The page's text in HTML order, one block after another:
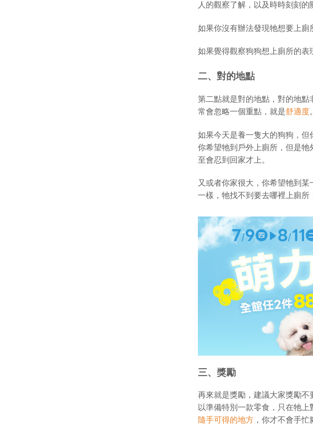
人的觀察了解，以及時時刻刻的
如果你沒有辦法發現牠想要上廁
如果覺得觀察狗狗想上廁所的表
二、對的地點
第二點就是對的地點，對的地
常會忽略一個重點，就是舒適度。
如果今天是養一隻大的狗狗，
你希望牠到戶外上廁所，但是
至會忍到回家才上。
又或者你家很大，你希望牠到
一樣，牠找不到要去哪裡上廁所
三、獎勵
再來就是獎勵，建議大家獎勵不
以準備特別一款零食，只在牠
隨手可得的地方 ，你才不會手忙